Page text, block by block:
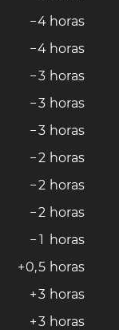
−4 horas
−4 horas
−3 horas
−3 horas
−3 horas
−2 horas
−2 horas
−2 horas
− 1 horas
+0,5 horas
+3 horas
+3 horas